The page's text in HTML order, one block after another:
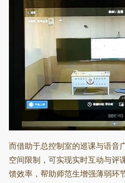
而借助于总控制室的巡课与语音
空间限制，可实现实时互动与评
馈效率，帮助师范生增强薄弱环节